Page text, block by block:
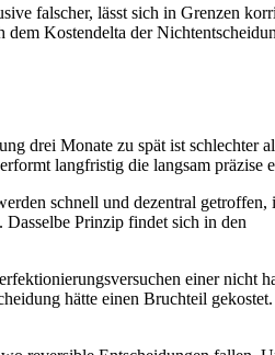
falscher, lässt sich in Grenzen
Kostendelta der
drei Monate zu spät ist schlechter
langfristig die langsam präzise
schnell und dezentral getroffen,
Prinzip findet sich in den
einer nicht
hätte einen Bruchteil